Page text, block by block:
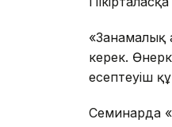
керек.
есептеуіш
Семинарда